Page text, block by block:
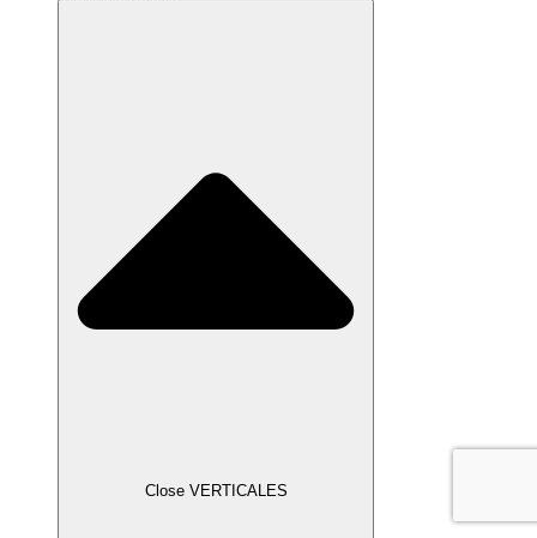
Close VERTICALES